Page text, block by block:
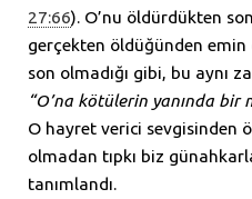
27:66). O’nu öldürdükten
gerçekten öldüğünden
son olmadığı gibi, bu aynı
“O’na kötülerin yanında bir
O hayret verici sevgisinden
olmadan tıpkı biz
tanımlandı.